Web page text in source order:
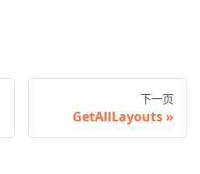
下一页
GetAllLayouts